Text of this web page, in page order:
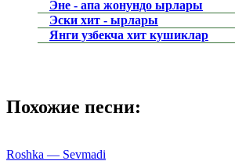
Эне - апа жонундо ырлары
Эски хит - ырлары
Янги узбекча хит кушиклар
Похожие песни:
Roshka — Sevmadi